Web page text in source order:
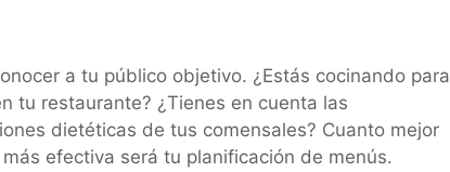
a tu público objetivo. ¿Estás cocinando para
tu restaurante? ¿Tienes en cuenta las
dietéticas de tus comensales? Cuanto mejor
efectiva será tu planificación de menús.